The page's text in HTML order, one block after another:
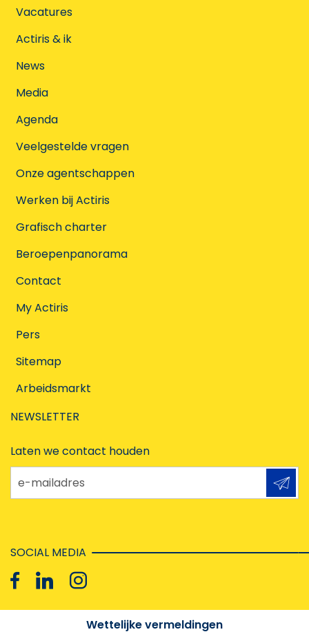
Vacatures
Actiris & ik
News
Media
Agenda
Veelgestelde vragen
Onze agentschappen
Werken bij Actiris
Grafisch charter
Beroepenpanorama
Contact
My Actiris
Pers
Sitemap
Arbeidsmarkt
NEWSLETTER
Laten we contact houden
e-mailadres
SOCIAL MEDIA
Wettelijke vermeldingen